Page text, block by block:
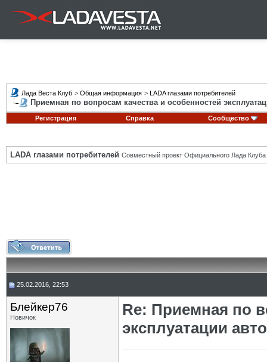
Лада Веста Клуб > Общая информация > LADA глазами потребителей
Приемная по вопросам качества и особенностей
Регистрация Справка Сообщество
LADA глазами потребителей Совместный проект Официального Лада
25.02.2016, 22:53
Блейкер76
Новичок
Re: Приемная по
эксплуатации